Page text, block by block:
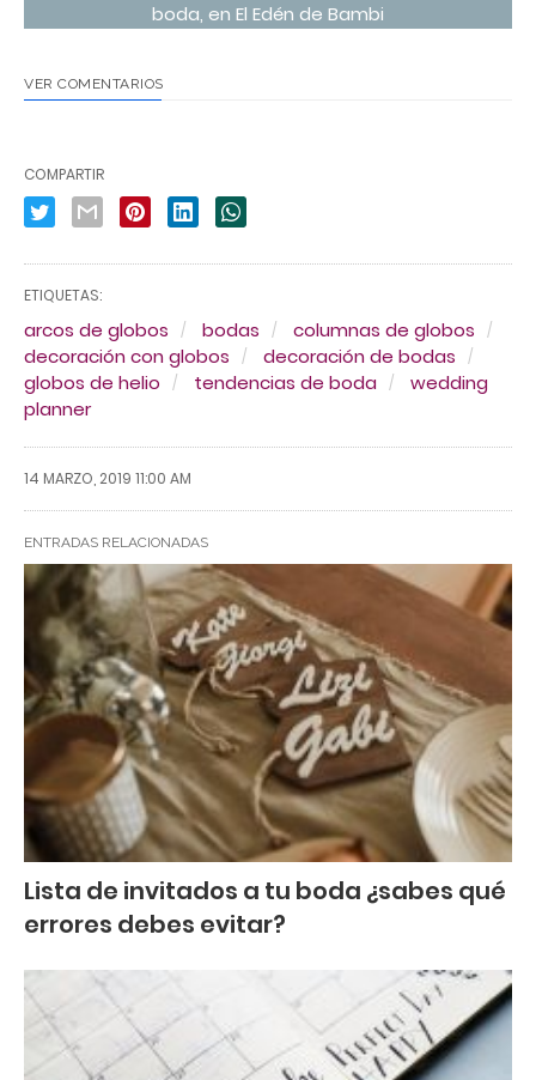
boda, en El Edén de Bambi
VER COMENTARIOS
COMPARTIR
ETIQUETAS:
arcos de globos bodas
columnas de globos
decoración con globos
decoración de bodas
globos de helio
tendencias de boda
wedding
planner
14 MARZO, 2019 11:00 AM
ENTRADAS RELACIONADAS
Lista de invitados a tu boda ¿sabes qué
errores debes evitar?